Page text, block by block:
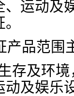
、运动及
产品范围
存及环
动及娱乐